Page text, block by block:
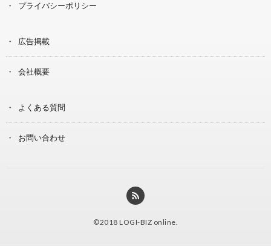
プライバシーポリシー
広告掲載
会社概要
よくある質問
お問い合わせ
©2018 LOGI-BIZ online.